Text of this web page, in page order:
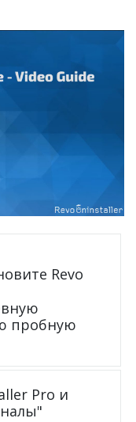
Revo
пробную
Pro и